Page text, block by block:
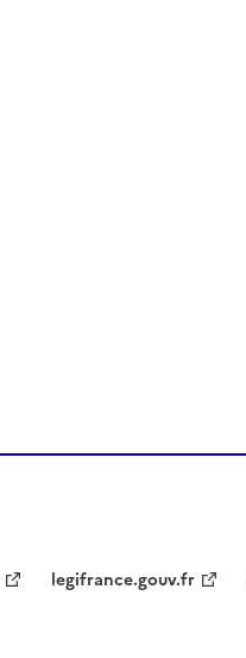
legifrance.gouv.fr